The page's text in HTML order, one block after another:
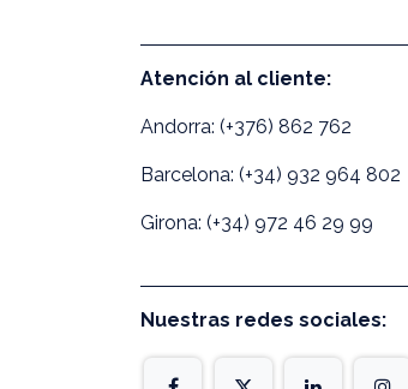
Atención al cliente:
Andorra: (+376) 862 762
Barcelona: (+34) 932 964 802
Girona: (+34) 972 46 29 99
Nuestras redes sociales: